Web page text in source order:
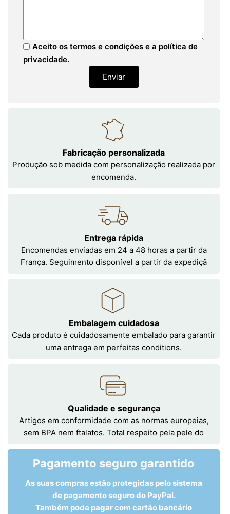
Aceito os termos e condições e a política de
privacidade.
Enviar
Fabricação personalizada
Produção sob medida com personalização realizada por
encomenda.
Entrega rápida
Encomendas enviadas em 24 a 48 horas a partir da
França. Seguimento disponível a partir da expediçã
Embalagem cuidadosa
Cada produto é cuidadosamente embalado para garantir
uma entrega em perfeitas conditions.
Qualidade e segurança
Artigos em conformidade com as normas europeias,
sem BPA nem ftalatos. Total respeito pela pele do
Pagamento seguro garantido
As suas compras estão protegidas pelo sistema
de pagamento seguro do PayPal.
Também pode pagar com cartão bancário